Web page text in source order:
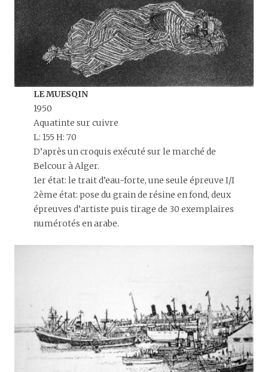
LE MUESQIN
1950
Aquatinte sur cuivre
L: 155 H: 70
D’après un croquis exécuté sur le marché de
Belcour à Alger.
1er état: le trait d’eau-forte, une seule épreuve I/I
2ème état: pose du grain de résine en fond, deux
épreuves d’artiste puis tirage de 30 exemplaires
numérotés en arabe.